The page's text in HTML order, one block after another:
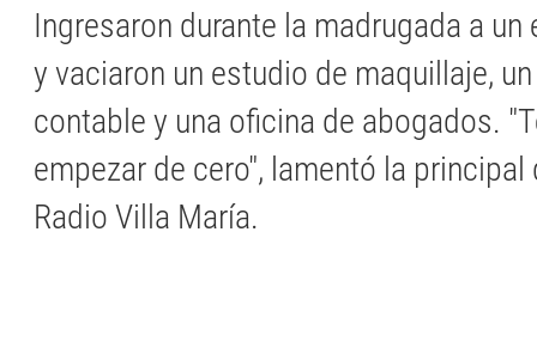
Ingresaron durante la madrugada a
y vaciaron un estudio de maquillaje,
contable y una oficina de abogados.
empezar de cero", lamentó la
Radio Villa María.